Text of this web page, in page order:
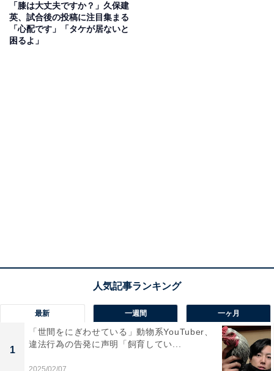
「膝は大丈夫ですか？」久保建
英、試合後の投稿に注目集まる
「心配です」「タケが居ないと
困るよ」
最新 一週間 一ヶ月
1
「世間をにぎわせている」動物系YouTuber、
違法行為の告発に声明「飼育してい...